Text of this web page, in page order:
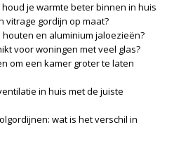
je warmte beter binnen in huis
vitrage gordijn op maat?
en aluminium jaloezieën?
voor woningen met veel glas?
om een kamer groter te laten
in huis met de juiste
wat is het verschil in